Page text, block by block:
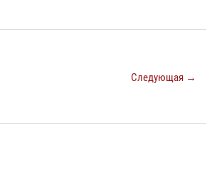
Следующая →